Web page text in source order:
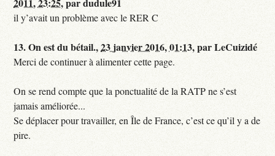
il y’avait un problème avec le RER C
13.On est du bétail.,23 janvier 2016, 01:13,parLeCuizidé
Merci de continuer à alimenter cette page.
On se rend compte que la ponctualité de la RATP ne s’est
jamais améliorée...
Se déplacer pour travailler, en Île de France, c’est ce qu’il y a de
pire.